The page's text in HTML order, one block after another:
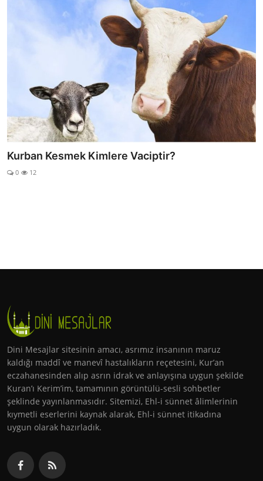
Fil Suresi’nde Anlatılan Ebabil Kuşlarının Kâbe’yi
Koru...
Dini Mesajlar sitesinin amacı, asrımız insanının maruz
kaldığı maddî ve manevî hastalıkların reçetesini, Kur’an
eczahanesinden alıp asrın idrak ve anlayışına uygun şekilde
Kuran’ı Kerim’im, tamamının görüntülü-sesli sohbetler
şeklinde yayınlanmasıdır. Sitemizi, Ehl-i sünnet âlimlerinin
kıymetli eserlerini kaynak alarak, Ehl-i sünnet itikadına
uygun olarak hazırladık.